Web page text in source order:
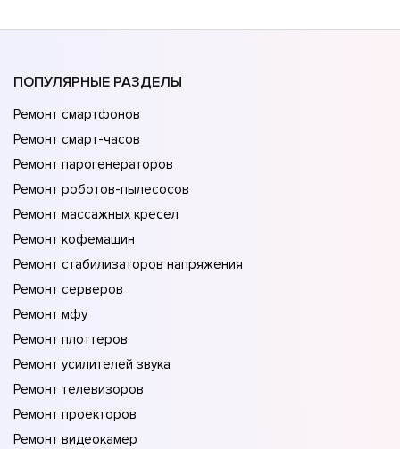
ПОПУЛЯРНЫЕ РАЗДЕЛЫ
Ремонт смартфонов
Ремонт смарт-часов
Ремонт парогенераторов
Ремонт роботов-пылесосов
Ремонт массажных кресел
Ремонт кофемашин
Ремонт стабилизаторов напряжения
Ремонт серверов
Ремонт мфу
Ремонт плоттеров
Ремонт усилителей звука
Ремонт телевизоров
Ремонт проекторов
Ремонт видеокамер